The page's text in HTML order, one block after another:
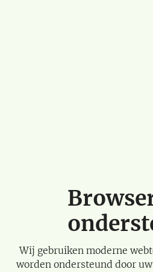
Wij gebruiken moderne
worden ondersteund door